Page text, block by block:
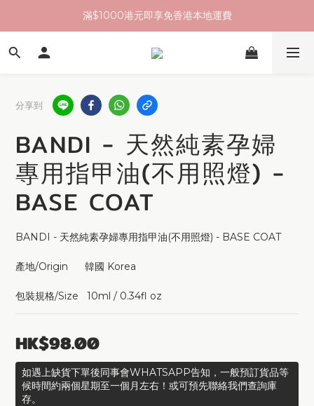
滿$1000港元即享免香港本地運費
分享到
BANDI - 天然純素孕婦
專用指甲油(不用照燈) -
BASE COAT
BANDI - 天然純素孕婦專用指甲油(不用照燈) - BASE COAT
產地/Origin      韓國 Korea
包裝規格/Size   10ml / 0.34fl oz
HK$98.00
如遇上缺貨下單後同事會WHATSAPP告知，一般預訂貨品等
候時間約兩個星期至一個月左右！或可預先聯絡我們查詢庫
存。